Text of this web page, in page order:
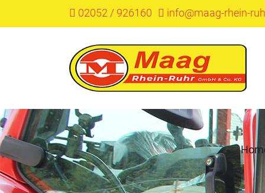
02052 / 926160 info@maag-rhein-